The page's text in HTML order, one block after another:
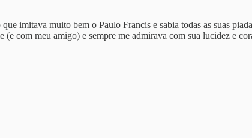
imitava muito bem o Paulo Francis e sabia todas as suas
(e com meu amigo) e sempre me admirava com sua lucidez e